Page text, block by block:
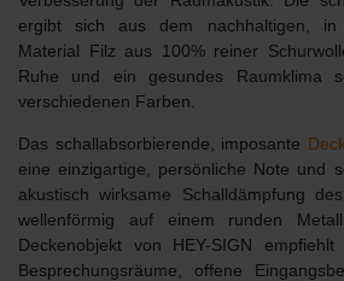
ergibt sich aus dem nachhaltigen, in
Material Filz aus 100% reiner
Ruhe und ein gesundes Raumklima
verschiedenen Farben
Das schallabsorbierende, imposante
eine einzigartige, persönliche Note und
akustisch wirksame Schalldämpfung
wellenförmig auf einem runden
Deckenobjekt von HEY-SIGN
Besprechungsräume, offene